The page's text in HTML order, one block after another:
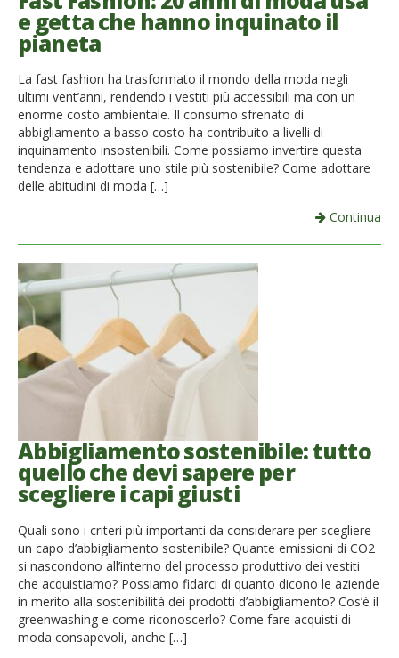
French
e getta che hanno inquinato il
pianeta
La fast fashion ha trasformato il mondo della moda negli
ultimi vent’anni, rendendo i vestiti più accessibili ma con un
enorme costo ambientale. Il consumo sfrenato di
abbigliamento a basso costo ha contribuito a livelli di
inquinamento insostenibili. Come possiamo invertire questa
tendenza e adottare uno stile più sostenibile? Come adottare
delle abitudini di moda […]
Continua
Abbigliamento sostenibile: tutto
quello che devi sapere per
scegliere i capi giusti
Quali sono i criteri più importanti da considerare per scegliere
un capo d’abbigliamento sostenibile? Quante emissioni di CO2
si nascondono all’interno del processo produttivo dei vestiti
che acquistiamo? Possiamo fidarci di quanto dicono le aziende
in merito alla sostenibilità dei prodotti d’abbigliamento? Cos’è il
greenwashing e come riconoscerlo? Come fare acquisti di
moda consapevoli, anche […]